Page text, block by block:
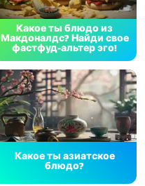
Какое ты блюдо из
Макдоналдс? Найди свое
фастфуд-альтер эго!
Какое ты азиатское
блюдо?